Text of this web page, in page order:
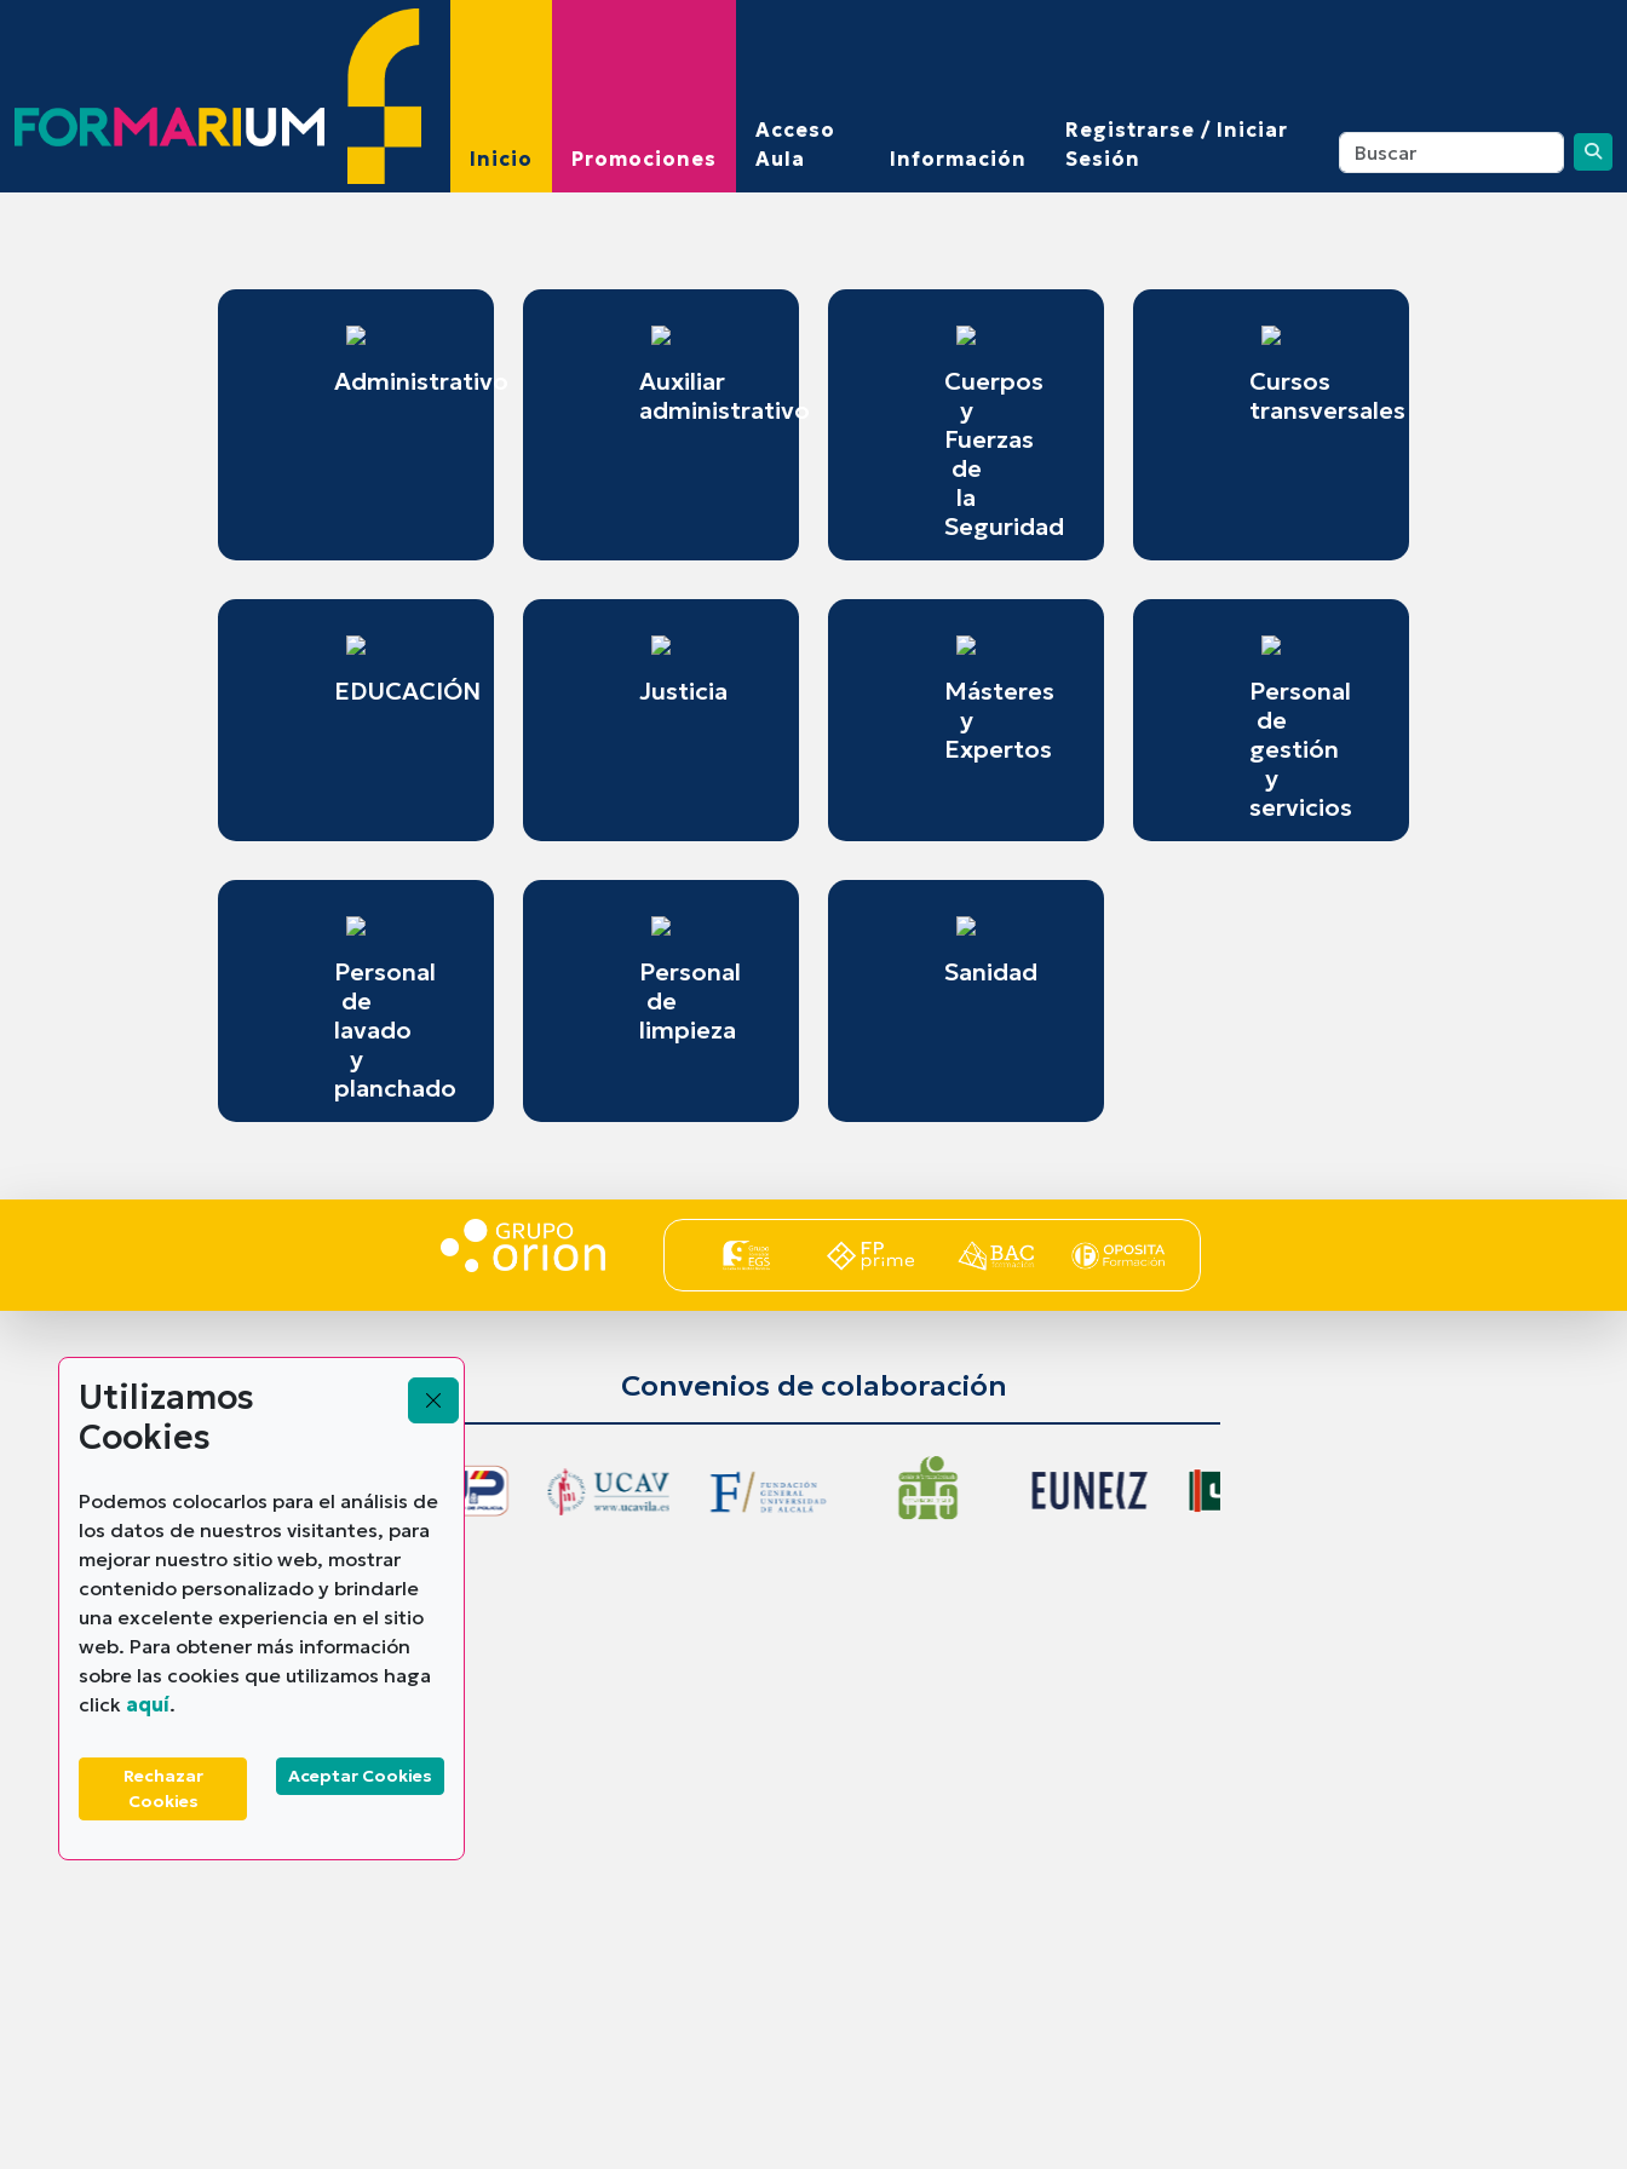
Inicio Promociones
Acceso
Aula
Información
Registrarse / Iniciar
Sesión
Administrativo
Auxiliar
administrativo
Cuerpos
y
Fuerzas
de
la
Seguridad
Cursos
transversales
EDUCACIÓN Justicia
Másteres
y
Expertos
Personal
de
gestión
y
servicios
Personal
de
lavado
y
planchado
Personal
de
limpieza
Sanidad
Convenios de colaboración
Utilizamos
Cookies
Podemos colocarlos para el análisis de
los datos de nuestros visitantes, para
mejorar nuestro sitio web, mostrar
contenido personalizado y brindarle
una excelente experiencia en el sitio
web. Para obtener más información
sobre las cookies que utilizamos haga
click aquí.
Rechazar
Cookies
Aceptar Cookies